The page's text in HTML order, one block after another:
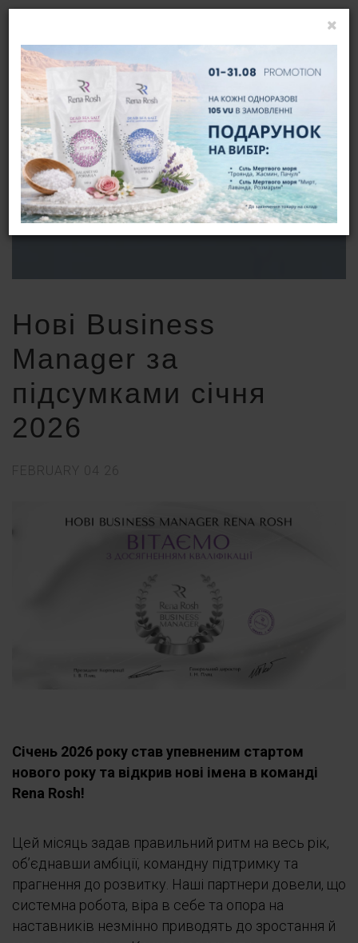
НОВІ BUSINESS MANAGER ЗА
ПІДСУМКАМИ СІЧНЯ 2026
ГОЛОВНА
НОВИНИ
НОВІ BUSINESS MANAGER ЗА ПІДСУМКАМИ СІЧНЯ 2026
Нові Business
Manager за
підсумками січня
2026
FEBRUARY 04 26
Січень 2026 року став упевненим стартом
нового року та відкрив нові імена в команді
Rena Rosh!
Цей місяць задав правильний ритм на весь рік,
об’єднавши амбіції, командну підтримку та
прагнення до розвитку. Наші партнери довели, що
системна робота, віра в себе та опора на
наставників незмінно приводять до зростання й